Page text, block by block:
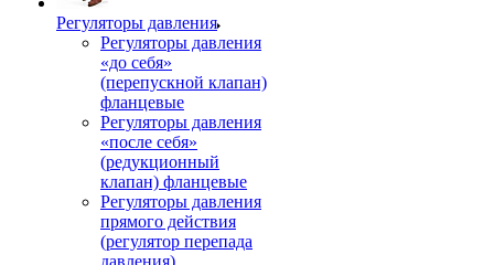
Регуляторы давления
Регуляторы давления
«до себя»
(перепускной клапан)
фланцевые
Регуляторы давления
«после себя»
(редукционный
клапан) фланцевые
Регуляторы давления
прямого действия
(регулятор перепада
давления)